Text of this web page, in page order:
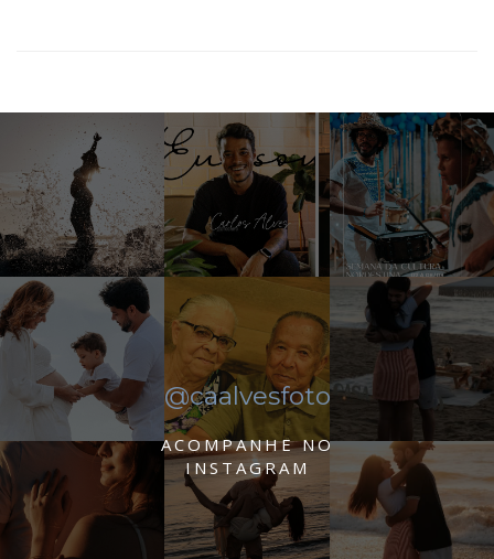
@caalvesfoto
ACOMPANHE NO
INSTAGRAM